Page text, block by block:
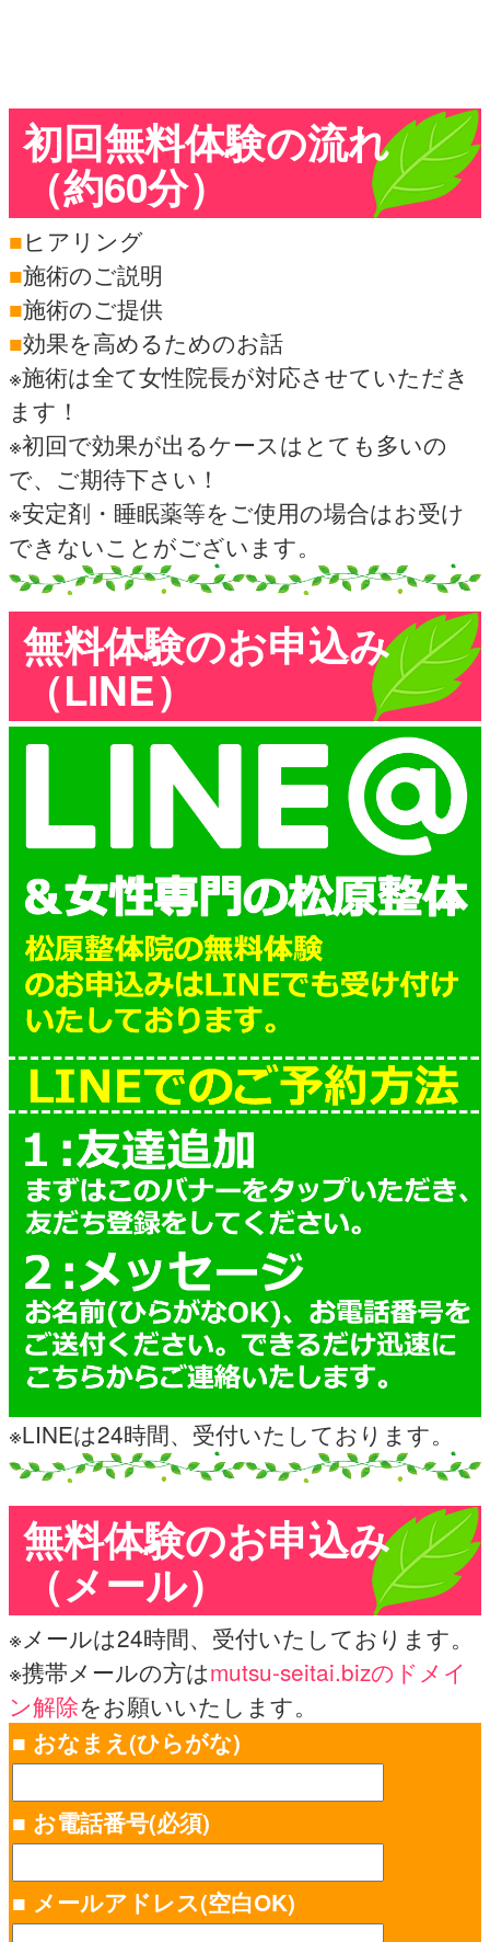
初回無料体験の流れ
（約60分）
■ヒアリング
■施術のご説明
■施術のご提供
■効果を高めるためのお話
※施術は全て女性院長が対応させていただき
ます！
※初回で効果が出るケースはとても多いの
で、ご期待下さい！
※安定剤・睡眠薬等をご使用の場合はお受け
できないことがございます。
無料体験のお申込み
（LINE）
※LINEは24時間、受付いたしております。
無料体験のお申込み
（メール）
※メールは24時間、受付いたしております。
※携帯メールの方はmutsu-seitai.bizのドメイ
ン解除をお願いいたします。
■ おなまえ(ひらがな)
■ お電話番号(必須)
■ メールアドレス(空白OK)